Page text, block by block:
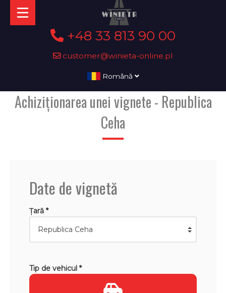
+48 33 813 90 00
customer@winieta-online.pl
Română
Achiziționarea unei vignete - Republica
Ceha
Date de vignetă
Țară *
Tip de vehicul *